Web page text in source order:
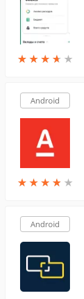
★ ★ ★ ★ ★
★ ★ ★ ★ ★
Android
★ ★ ★ ★ ★
★ ★ ★ ★ ★
Android